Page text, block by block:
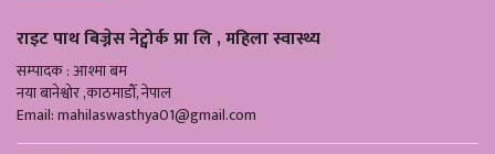
राइट पाथ बिज्नेस नेट्वोर्क प्रा लि , महिला स्वास्थ्य
सम्पादक : आश्मा बम
नया बानेश्वोर ,काठमाडौँ, नेपाल
Email:mahilaswasthya01@gmail.com